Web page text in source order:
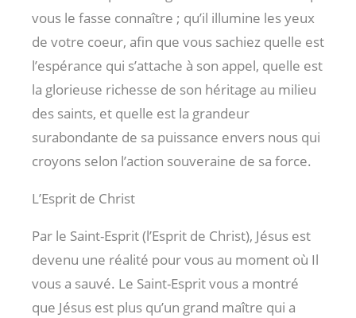
vous le fasse connaître ; qu’il illumine les yeux
de votre coeur, afin que vous sachiez quelle est
l’espérance qui s’attache à son appel, quelle est
la glorieuse richesse de son héritage au milieu
des saints, et quelle est la grandeur
surabondante de sa puissance envers nous qui
croyons selon l’action souveraine de sa force.
L’Esprit de Christ
Par le Saint-Esprit (l’Esprit de Christ), Jésus est
devenu une réalité pour vous au moment où Il
vous a sauvé. Le Saint-Esprit vous a montré
que Jésus est plus qu’un grand maître qui a